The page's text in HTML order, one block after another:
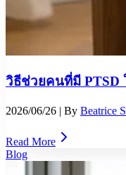
วิธีช่วยคนที่มี PTSD
2026/06/26 | By Beatrice
Read More
Blog